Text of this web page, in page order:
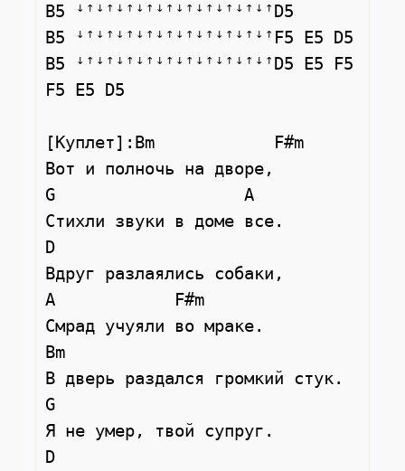
B5 ꜜꜛꜜꜛꜜꜛꜜꜛꜜꜛꜜꜛꜜꜛꜜꜛꜜꜛꜜꜛD5
B5 ꜜꜛꜜꜛꜜꜛꜜꜛꜜꜛꜜꜛꜜꜛꜜꜛꜜꜛꜜꜛF5 E5 D5
B5 ꜜꜛꜜꜛꜜꜛꜜꜛꜜꜛꜜꜛꜜꜛꜜꜛꜜꜛꜜꜛD5 E5 F5
F5 E5 D5
[Куплет]:Bm            F#m
Вот и полночь на дворе,
G                   A
Стихли звуки в доме все.
D
Вдруг разлаялись собаки,
A            F#m
Смрад учуяли во мраке.
Bm
В дверь раздался громкий стук.
G
Я не умер, твой супруг.
D